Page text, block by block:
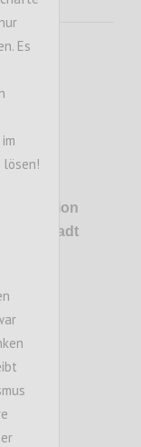
Talstation
Es
lösen!